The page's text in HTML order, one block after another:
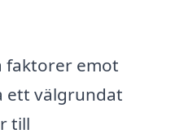
faktorer emot
ett välgrundat
till